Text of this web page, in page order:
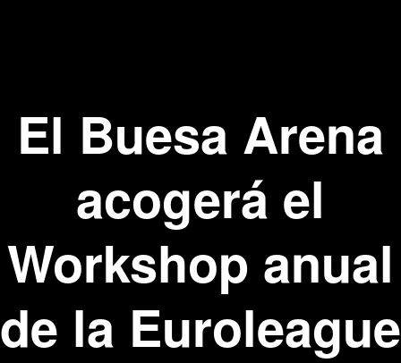
El Buesa Arena
acogerá el
Workshop anual
de la Euroleague